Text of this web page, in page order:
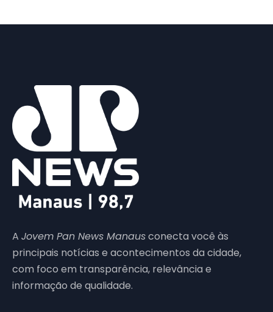
A Jovem Pan News Manausconecta você às
principais notícias e acontecimentos da cidade,
com foco em transparência, relevância e
informação de qualidade.